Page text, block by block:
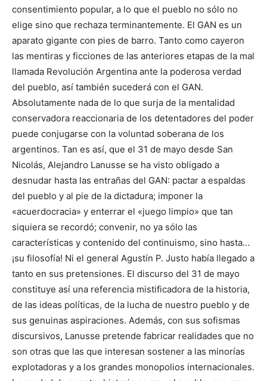
consentimiento popular, a lo que el pueblo no sólo no
elige sino que rechaza terminantemente. El GAN es un
aparato gigante con pies de barro. Tanto como cayeron
las mentiras y ficciones de las anteriores etapas de la mal
llamada Revolución Argentina ante la poderosa verdad
del pueblo, así también sucederá con el GAN.
Absolutamente nada de lo que surja de la mentalidad
conservadora reaccionaria de los detentadores del poder
puede conjugarse con la voluntad soberana de los
argentinos. Tan es así, que el 31 de mayo desde San
Nicolás, Alejandro Lanusse se ha visto obligado a
desnudar hasta las entrañas del GAN: pactar a espaldas
del pueblo y al pie de la dictadura; imponer la
«acuerdocracia» y enterrar el «juego limpio» que tan
siquiera se recordó; convenir, no ya sólo las
características y contenido del continuismo, sino hasta…
¡su filosofía! Ni el general Agustín P. Justo había llegado a
tanto en sus pretensiones. El discurso del 31 de mayo
constituye así una referencia mistificadora de la historia,
de las ideas políticas, de la lucha de nuestro pueblo y de
sus genuinas aspiraciones. Además, con sus sofismas
discursivos, Lanusse pretende fabricar realidades que no
son otras que las que interesan sostener a las minorías
explotadoras y a los grandes monopolios internacionales.